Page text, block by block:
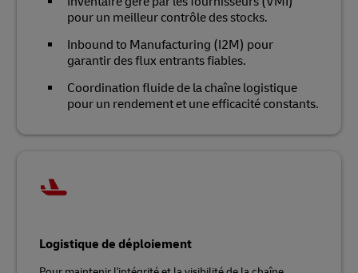
pour un meilleur contrôle des stocks.
Inbound to Manufacturing (I2M) pour
garantir des flux entrants fiables.
Coordination fluide de la chaîne logistique
pour un rendement et une efficacité constants.
Logistique de déploiement